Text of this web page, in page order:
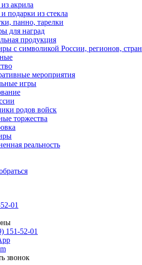
акрила
подарки из стекла
панно, тарелки
для наград
продукция
с символикой России, регионов, стран
мероприятия
игры
родов войск
торжества
реальность
01
151-52-01
звонок